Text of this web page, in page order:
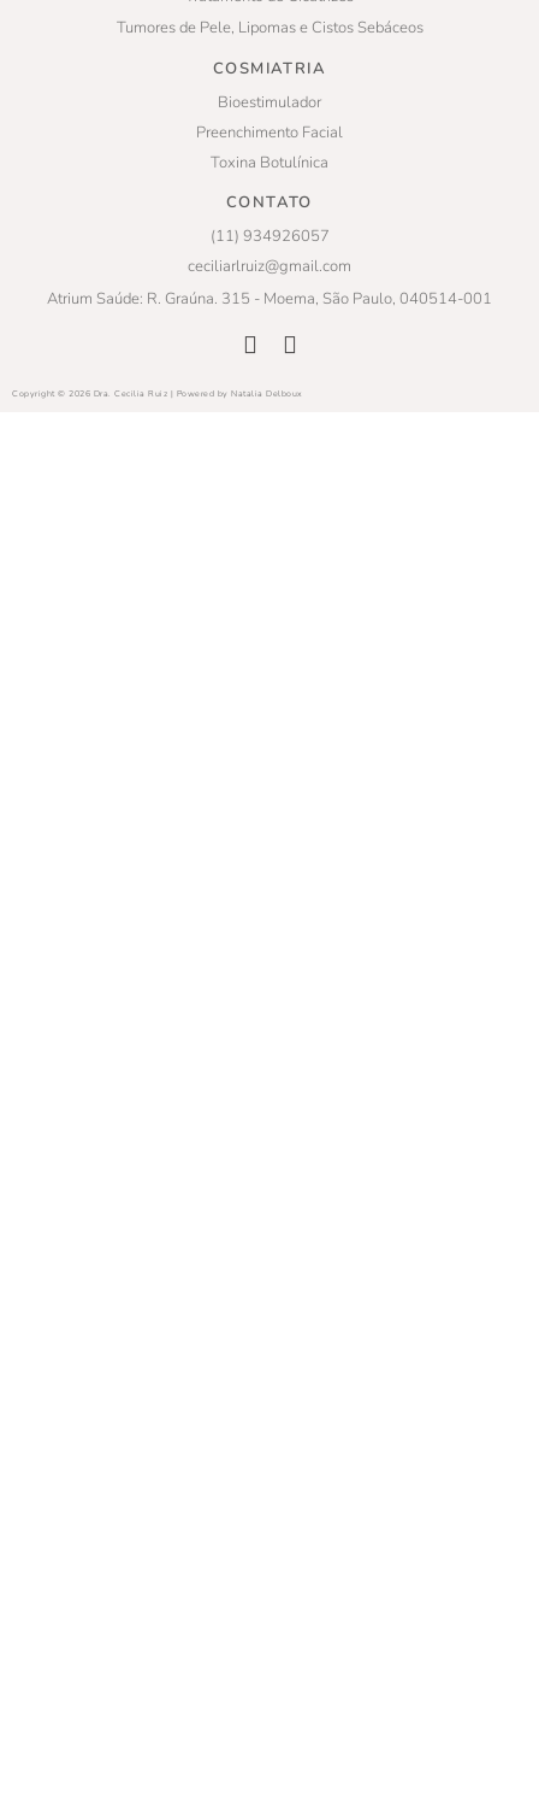
Tumores de Pele, Lipomas e Cistos Sebáceos
COSMIATRIA
Bioestimulador
Preenchimento Facial
Toxina Botulínica
CONTATO
(11) 934926057
ceciliarlruiz@gmail.com
Atrium Saúde: R. Graúna. 315 - Moema, São Paulo, 040514-001
Copyright © 2026 Dra. Cecilia Ruiz | Powered by Natalia Delboux